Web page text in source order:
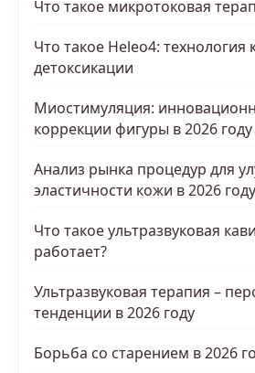
Что такое микротоковая
Что такое Heleo4: технология
детоксикации
Миостимуляция:
коррекции фигуры в 2026 году
Анализ рынка процедур для
эластичности кожи в 2026 году
Что такое ультразвуковая
работает?
Ультразвуковая терапия –
тенденции в 2026 году
Борьба со старением в 2026